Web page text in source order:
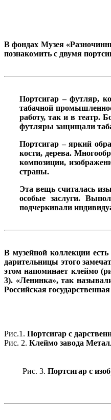
В фондах Музея
познакомить с двумя
Портсигар – футляр,
табачной
работу, так и в театр.
футляры защищали
Портсигар – яркий
кости, дерева.
композиции,
страны.
Эта вещь считалась
особые заслуги.
подчеркивали
В музейной коллекции есть
дарительницы этого
этом напоминает клеймо
3). «Ленинка», так
Российская
Рис.1. Портсигар с
Рис. 2. Клеймо завода
Рис. 3. Портсигар с